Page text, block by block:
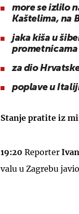
more se izlilo
Kaštelima, na
jaka kiša u
prometnicama
za dio
poplave u
Stanje pratite iz
19:20 Reporter
valu u Zagrebu